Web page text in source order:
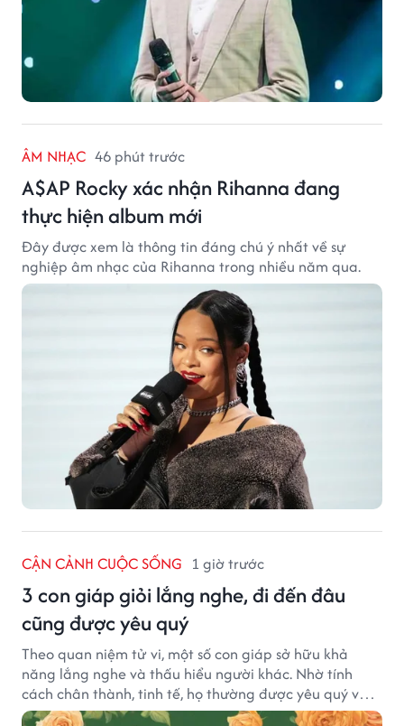
ÂM NHẠC 46 phút trước
A$AP Rocky xác nhận Rihanna đang
thực hiện album mới
Đây được xem là thông tin đáng chú ý nhất về sự
nghiệp âm nhạc của Rihanna trong nhiều năm qua.
CẬN CẢNH CUỘC SỐNG 1 giờ trước
3 con giáp giỏi lắng nghe, đi đến đâu
cũng được yêu quý
Theo quan niệm tử vi, một số con giáp sở hữu khả
năng lắng nghe và thấu hiểu người khác. Nhờ tính
cách chân thành, tinh tế, họ thường được yêu quý và
tạo dựng nhiều mối quan hệ tốt đẹp.